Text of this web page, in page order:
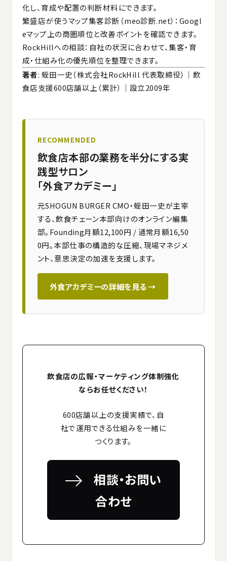
化し、育成や配置の判断材料にできます。
繁盛店が使うマップ集客診断（meo診断.net） ：Googl
eマップ上の商圏順位と改善ポイントを確認できます。
RockHillへの相談：自社の状況に合わせて、集客・育
成・仕組み化の優先順位を整理できます。
著者: 蛭田一史（株式会社RockHill 代表取締役）｜飲
食店支援600店舗以上（累計）｜設立2009年
RECOMMENDED
飲食店本部の業務を半分にする実
践型サロン
「外食アカデミー」
元SHOGUN BURGER CMO・蛭田一史が主宰
する、飲食チェーン本部向けのオンライン編集
部。Founding月額12,100円 / 通常月額16,50
0円。本部仕事の構造的な圧縮、現場マネジメ
ント、意思決定の加速を支援します。
外食アカデミーの詳細を見る →
飲食店の広報・マーケティング体制強化
ならお任せください！
600店舗以上の支援実績で、自
社で運用できる仕組みを一緒に
つくります。
相談・お問い
合わせ